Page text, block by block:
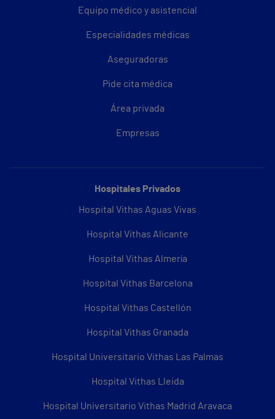
Equipo médico y asistencial
Especialidades médicas
Aseguradoras
Pide cita médica
Área privada
Empresas
Hospitales Privados
Hospital Vithas Aguas Vivas
Hospital Vithas Alicante
Hospital Vithas Almería
Hospital Vithas Barcelona
Hospital Vithas Castellón
Hospital Vithas Granada
Hospital Universitario Vithas Las Palmas
Hospital Vithas Lleida
Hospital Universitario Vithas Madrid Aravaca